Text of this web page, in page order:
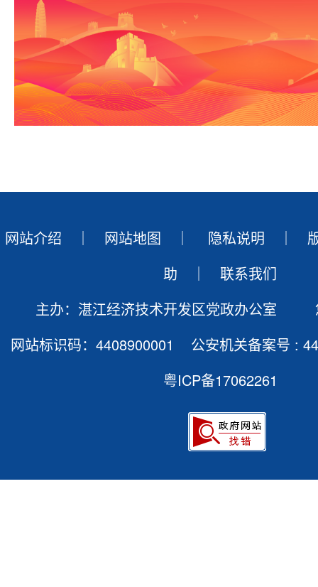
网站介绍 ｜ 网站地图 ｜ 隐私说明 ｜
助
｜
联系我们
主办：湛江经济技术开发区党政办公室
网站标识码：4408900001 公安机关备案号 :
粤ICP备17062261